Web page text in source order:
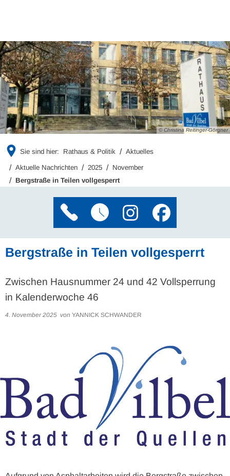
© Christina Reitinger-Görgner
Sie sind hier: Rathaus & Politik Aktuelles
Aktuelle Nachrichten 2025
November
Bergstraße in Teilen vollgesperrt
Bergstraße in Teilen vollgesperrt
Zwischen Hausnummer 24 und 42 Vollsperrung
in Kalenderwoche 46
4. November 2025 von YANNICK SCHWANDER